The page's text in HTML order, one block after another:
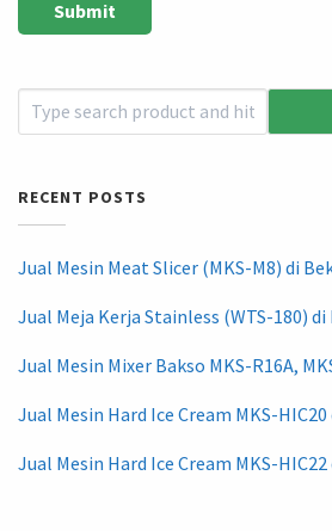
RECENT POSTS
Jual Mesin Meat Slicer (MKS-M8) di
Jual Meja Kerja Stainless (WTS-180) di
Jual Mesin Mixer Bakso MKS-R16A,
Jual Mesin Hard Ice Cream MKS-HIC20
Jual Mesin Hard Ice Cream MKS-HIC22